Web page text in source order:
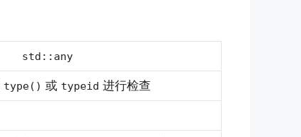
std::any
type() 或 typeid 进行检查